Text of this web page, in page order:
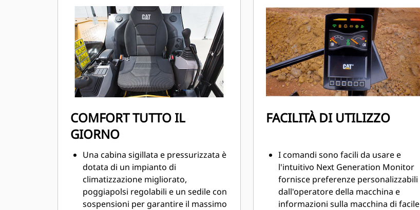
COMFORT TUTTO IL
GIORNO
Una cabina sigillata e pressurizzata è
dotata di un impianto di
climatizzazione migliorato,
poggiapolsi regolabili e un sedile con
sospensioni per garantire il massimo
FACILITÀ DI UTILIZZO
I comandi sono facili da usare e
l'intuitivo Next Generation Monitor
fornisce preferenze personalizzabili
dall'operatore della macchina e
informazioni sulla macchina di facile